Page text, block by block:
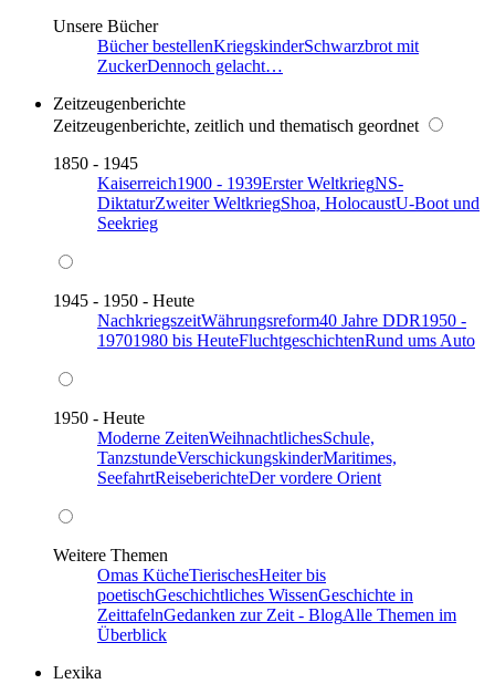
Unsere Bücher
Bücher bestellenKriegskinderSchwarzbrot mit
ZuckerDennoch gelacht…
Zeitzeugenberichte
Zeitzeugenberichte, zeitlich und thematisch geordnet
1850 - 1945
Kaiserreich1900 - 1939Erster WeltkriegNS-
DiktaturZweiter WeltkriegShoa, HolocaustU-Boot und
Seekrieg
1945 - 1950 - Heute
NachkriegszeitWährungsreform40 Jahre DDR1950 -
19701980 bis HeuteFluchtgeschichtenRund ums Auto
1950 - Heute
Moderne ZeitenWeihnachtlichesSchule,
TanzstundeVerschickungskinderMaritimes,
SeefahrtReiseberichteDer vordere Orient
Weitere Themen
Omas KücheTierischesHeiter bis
poetischGeschichtliches WissenGeschichte in
ZeittafelnGedanken zur Zeit - BlogAlle Themen im
Überblick
Lexika